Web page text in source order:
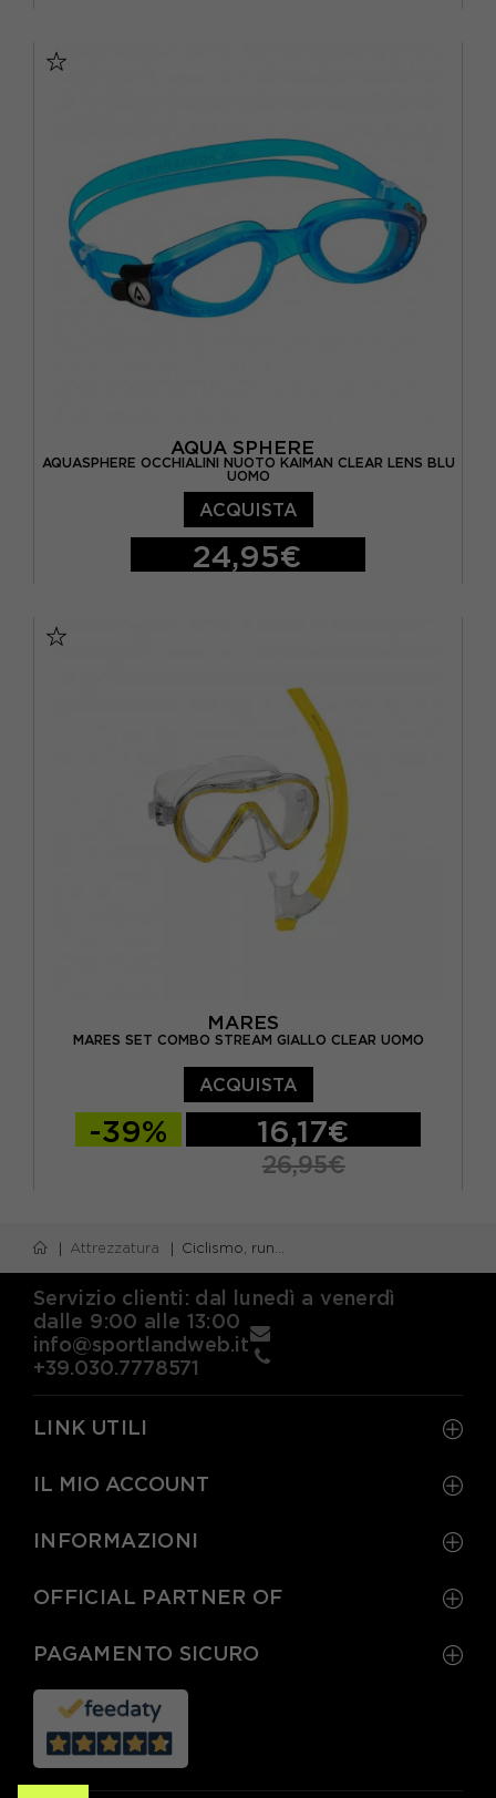
AQUA SPHERE
AQUASPHERE OCCHIALINI NUOTO KAIMAN CLEAR LENS BLU
UOMO
ACQUISTA
24,95€
MARES
MARES SET COMBO STREAM GIALLO CLEAR UOMO
ACQUISTA
-39% 16,17€
26,95€
Attrezzatura Ciclismo, running e piscina
Servizio clienti: dal lunedì a venerdì
dalle 9:00 alle 13:00
info@sportlandweb.it
+39.030.7778571
LINK UTILI
IL MIO ACCOUNT
INFORMAZIONI
OFFICIAL PARTNER OF
PAGAMENTO SICURO